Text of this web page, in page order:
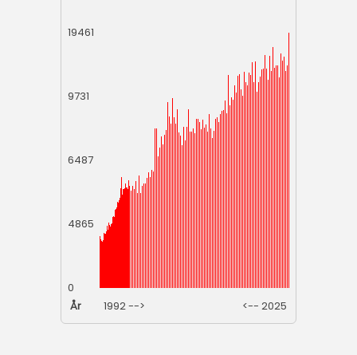
19461
9731
6487
4865
0
År
1992 --> <-- 2025